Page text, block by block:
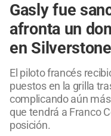
Gasly fue
afronta un
en Silverstone
El piloto francés
puestos en la grilla
complicando aún
que tendrá a Franco
posición.